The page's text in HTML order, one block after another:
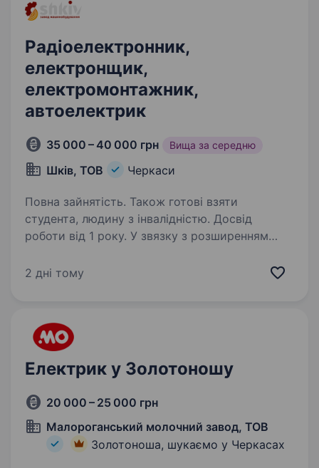
Радіоелектронник,
електронщик,
електромонтажник,
автоелектрик
35 000 – 40 000 грн Вища за середню
Шків, ТОВ Черкаси
Повна зайнятість. Також готові взяти
студента, людину з інвалідністю. Досвід
роботи від 1 року. У звязку з розширенням
електронщика, Запрошуємо до команди
виготовляти та монтувати кабельні…
2 дні тому
Електрик у Золотоношу
20 000 – 25 000 грн
Малороганський молочний завод, ТОВ
Золотоноша, шукаємо у Черкасах